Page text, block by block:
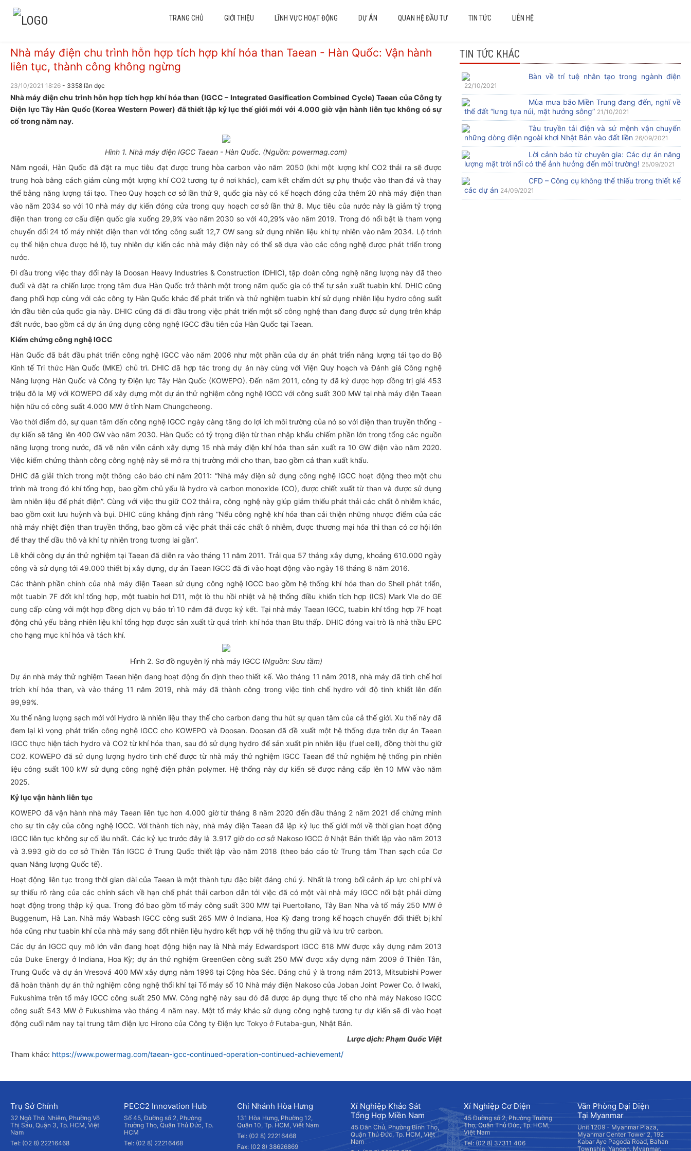
TRANG CHỦ GIỚI THIỆU LĨNH VỰC HOẠT ĐỘNG DỰ ÁN QUAN HỆ ĐẦU TƯ TIN TỨC LIÊN HỆ
Nhà máy điện chu trình hỗn hợp tích hợp khí hóa than Taean - Hàn Quốc: Vận hành
liên tục, thành công không ngừng
23/10/2021 18:26 - 3358 lần đọc
Nhà máy điện chu trình hỗn hợp tích hợp khí hóa than (IGCC – Integrated Gasification Combined Cycle) Taean của Công ty
Điện lực Tây Hàn Quốc (Korea Western Power) đã thiết lập kỷ lục thế giới mới với 4.000 giờ vận hành liên tục không có sự
cố trong năm nay.
Hình 1. Nhà máy điện IGCC Taean - Hàn Quốc. (Nguồn: powermag.com)
Năm ngoái, Hàn Quốc đã đặt ra mục tiêu đạt được trung hòa carbon vào năm 2050 (khi một lượng khí CO2 thải ra sẽ được
trung hoà bằng cách giảm cùng một lượng khí CO2 tương tự ở nơi khác), cam kết chấm dứt sự phụ thuộc vào than đá và thay
thế bằng năng lượng tái tạo. Theo Quy hoạch cơ sở lần thứ 9, quốc gia này có kế hoạch đóng cửa thêm 20 nhà máy điện than
vào năm 2034 so với 10 nhà máy dự kiến đóng cửa trong quy hoạch cơ sở lần thứ 8. Mục tiêu của nước này là giảm tỷ trọng
điện than trong cơ cấu điện quốc gia xuống 29,9% vào năm 2030 so với 40,29% vào năm 2019. Trong đó nổi bật là tham vọng
chuyển đổi 24 tổ máy nhiệt điện than với tổng công suất 12,7 GW sang sử dụng nhiên liệu khí tự nhiên vào năm 2034. Lộ trình
cụ thể hiện chưa được hé lộ, tuy nhiên dự kiến các nhà máy điện này có thể sẽ dựa vào các công nghệ được phát triển trong
nước.
Đi đầu trong việc thay đổi này là Doosan Heavy Industries & Construction (DHIC), tập đoàn công nghệ năng lượng này đã theo
đuổi và đặt ra chiến lược trọng tâm đưa Hàn Quốc trở thành một trong năm quốc gia có thể tự sản xuất tuabin khí. DHIC cũng
đang phối hợp cùng với các công ty Hàn Quốc khác để phát triển và thử nghiệm tuabin khí sử dụng nhiên liệu hydro công suất
lớn đầu tiên của quốc gia này. DHIC cũng đã đi đầu trong việc phát triển một số công nghệ than đang được sử dụng trên khắp
đất nước, bao gồm cả dự án ứng dụng công nghệ IGCC đầu tiên của Hàn Quốc tại Taean.
Kiểm chứng công nghệ IGCC
Hàn Quốc đã bắt đầu phát triển công nghệ IGCC vào năm 2006 như một phần của dự án phát triển năng lượng tái tạo do Bộ
Kinh tế Tri thức Hàn Quốc (MKE) chủ trì. DHIC đã hợp tác trong dự án này cùng với Viện Quy hoạch và Đánh giá Công nghệ
Năng lượng Hàn Quốc và Công ty Điện lực Tây Hàn Quốc (KOWEPO). Đến năm 2011, công ty đã ký được hợp đồng trị giá 453
triệu đô la Mỹ với KOWEPO để xây dựng một dự án thử nghiệm công nghệ IGCC với công suất 300 MW tại nhà máy điện Taean
hiện hữu có công suất 4.000 MW ở tỉnh Nam Chungcheong.
Vào thời điểm đó, sự quan tâm đến công nghệ IGCC ngày càng tăng do lợi ích môi trường của nó so với điện than truyền thống -
dự kiến sẽ tăng lên 400 GW vào năm 2030. Hàn Quốc có tỷ trọng điện từ than nhập khẩu chiếm phần lớn trong tổng các nguồn
năng lượng trong nước, đã vẽ nên viễn cảnh xây dựng 15 nhà máy điện khí hóa than sản xuất ra 10 GW điện vào năm 2020.
Việc kiểm chứng thành công công nghệ này sẽ mở ra thị trường mới cho than, bao gồm cả than xuất khẩu.
DHIC đã giải thích trong một thông cáo báo chí năm 2011: “Nhà máy điện sử dụng công nghệ IGCC hoạt động theo một chu
trình mà trong đó khí tổng hợp, bao gồm chủ yếu là hydro và carbon monoxide (CO), được chiết xuất từ than và được sử dụng
làm nhiên liệu để phát điện”. Cùng với việc thu giữ CO2thải ra, công nghệ này giúp giảm thiểu phát thải các chất ô nhiễm khác,
bao gồm oxit lưu huỳnh và bụi. DHIC cũng khẳng định rằng “Nếu công nghệ khí hóa than cải thiện những nhược điểm của các
nhà máy nhiệt điện than truyền thống, bao gồm cả việc phát thải các chất ô nhiễm, được thương mại hóa thì than có cơ hội lớn
để thay thế dầu thô và khí tự nhiên trong tương lai gần”.
Lễ khởi công dự án thử nghiệm tại Taean đã diễn ra vào tháng 11 năm 2011. Trải qua 57 tháng xây dựng, khoảng 610.000 ngày
công và sử dụng tới 49.000 thiết bị xây dựng, dự án Taean IGCC đã đi vào hoạt động vào ngày 16 tháng 8 năm 2016.
Các thành phần chính của nhà máy điện Taean sử dụng công nghệ IGCC bao gồm hệ thống khí hóa than do Shell phát triển,
một tuabin 7F đốt khí tổng hợp, một tuabin hơi D11, một lò thu hồi nhiệt và hệ thống điều khiển tích hợp (ICS) Mark VIe do GE
cung cấp cùng với một hợp đồng dịch vụ bảo trì 10 năm đã được ký kết. Tại nhà máy Taean IGCC, tuabin khí tổng hợp 7F hoạt
động chủ yếu bằng nhiên liệu khí tổng hợp được sản xuất từ quá trình khí hóa than Btu thấp. DHIC đóng vai trò là nhà thầu EPC
cho hạng mục khí hóa và tách khí.
Hình 2. Sơ đồ nguyên lý nhà máy IGCC (Nguồn: Sưu tầm)
Dự án nhà máy thử nghiệm Taean hiện đang hoạt động ổn định theo thiết kế. Vào tháng 11 năm 2018, nhà máy đã tinh chế hơi
trích khí hóa than, và vào tháng 11 năm 2019, nhà máy đã thành công trong việc tinh chế hydro với độ tinh khiết lên đến
99,99%.
Xu thế năng lượng sạch mới với Hydro là nhiên liệu thay thế cho carbon đang thu hút sự quan tâm của cả thế giới. Xu thế này đã
đem lại kì vọng phát triển công nghệ IGCC cho KOWEPO và Doosan. Doosan đã đề xuất một hệ thống dựa trên dự án Taean
IGCC thực hiện tách hydro và CO2từ khí hóa than, sau đó sử dụng hydro để sản xuất pin nhiên liệu (fuel cell), đồng thời thu giữ
CO2. KOWEPO đã sử dụng lượng hydro tinh chế được từ nhà máy thử nghiệm IGCC Taean để thử nghiệm hệ thống pin nhiên
liệu công suất 100 kW sử dụng công nghệ điện phân polymer. Hệ thống này dự kiến sẽ được nâng cấp lên 10 MW vào năm
2025.
Kỷ lục vận hành liên tục
KOWEPO đã vận hành nhà máy Taean liên tục hơn 4.000 giờ từ tháng 8 năm 2020 đến đầu tháng 2 năm 2021 để chứng minh
cho sự tin cậy của công nghệ IGCC. Với thành tích này, nhà máy điện Taean đã lập kỷ lục thế giới mới về thời gian hoạt động
IGCC liên tục không sự cố lâu nhất. Các kỷ lục trước đây là 3.917 giờ do cơ sở Nakoso IGCC ở Nhật Bản thiết lập vào năm 2013
và 3.993 giờ do cơ sở Thiên Tân IGCC ở Trung Quốc thiết lập vào năm 2018 (theo báo cáo từ Trung tâm Than sạch của Cơ
quan Năng lượng Quốc tế).
Hoạt động liên tục trong thời gian dài của Taean là một thành tựu đặc biệt đáng chú ý. Nhất là trong bối cảnh áp lực chi phí và
sự thiếu rõ ràng của các chính sách về hạn chế phát thải carbon dẫn tới việc đã có một vài nhà máy IGCC nổi bật phải dừng
hoạt động trong thập kỷ qua. Trong đó bao gồm tổ máy công suất 300 MW tại Puertollano, Tây Ban Nha và tổ máy 250 MW ở
Buggenum, Hà Lan. Nhà máy Wabash IGCC công suất 265 MW ở Indiana, Hoa Kỳ đang trong kế hoạch chuyển đổi thiết bị khí
hóa cũng như tuabin khí của nhà máy sang đốt nhiên liệu hydro kết hợp với hệ thống thu giữ và lưu trữ carbon.
Các dự án IGCC quy mô lớn vẫn đang hoạt động hiện nay là Nhà máy Edwardsport IGCC 618 MW được xây dựng năm 2013
của Duke Energy ở Indiana, Hoa Kỳ; dự án thử nghiệm GreenGen công suất 250 MW được xây dựng năm 2009 ở Thiên Tân,
Trung Quốc và dự án Vresová 400 MW xây dựng năm 1996 tại Cộng hòa Séc. Đáng chú ý là trong năm 2013, Mitsubishi Power
đã hoàn thành dự án thử nghiệm công nghệ thổi khí tại Tổ máy số 10 Nhà máy điện Nakoso của Joban Joint Power Co. ở Iwaki,
Fukushima trên tổ máy IGCC công suất 250 MW. Công nghệ này sau đó đã được áp dụng thực tế cho nhà máy Nakoso IGCC
công suất 543 MW ở Fukushima vào tháng 4 năm nay. Một tổ máy khác sử dụng công nghệ tương tự dự kiến sẽ đi vào hoạt
động cuối năm nay tại trung tâm điện lực Hirono của Công ty Điện lực Tokyo ở Futaba-gun, Nhật Bản.
Lược dịch: Phạm Quốc Việt
Tham khảo: https://www.powermag.com/taean-igcc-continued-operation-continued-achievement/
TIN TỨC KHÁC
Bàn về trí tuệ nhân tạo trong ngành điện
22/10/2021
Mùa mưa bão Miền Trung đang đến, nghĩ về
thế đất “lưng tựa núi, mặt hướng sông” 21/10/2021
Tàu truyền tải điện và sứ mệnh vận chuyển
những dòng điện ngoài khơi Nhật Bản vào đất liền 26/09/2021
Lời cảnh báo từ chuyên gia: Các dự án năng
lượng mặt trời nổi có thể ảnh hưởng đến môi trường! 25/09/2021
CFD – Công cụ không thể thiếu trong thiết kế
các dự án 24/09/2021
Trụ Sở Chính
32 Ngô Thời Nhiệm, Phường Võ
Thị Sáu, Quận 3, Tp. HCM, Việt
Nam
Tel: (02 8) 22216468
PECC2 Innovation Hub
Số 45, Đường số 2, Phường
Trường Thọ, Quận Thủ Đức, Tp.
HCM
Tel: (02 8) 22216468
Chi Nhánh Hòa Hưng
131 Hòa Hưng, Phường 12,
Quận 10, Tp. HCM, Việt Nam
Tel: (02 8) 22216468
Fax: (02 8) 38626869
Xí Nghiệp Khảo Sát
Tổng Hợp Miền Nam
45 Dân Chủ, Phường Bình Thọ,
Quận Thủ Đức, Tp. HCM, Việt
Nam
Xí Nghiệp Cơ Điện
45 Đường số 2, Phường Trường
Thọ, Quận Thủ Đức, Tp. HCM,
Việt Nam
Tel: (02 8) 37311 406
Văn Phòng Đại Diện
Tại Myanmar
Unit 1209 - Myanmar Plaza,
Myanmar Center Tower 2, 192
Kabar Aye Pagoda Road, Bahan
Township, Yangon, Myanmar.